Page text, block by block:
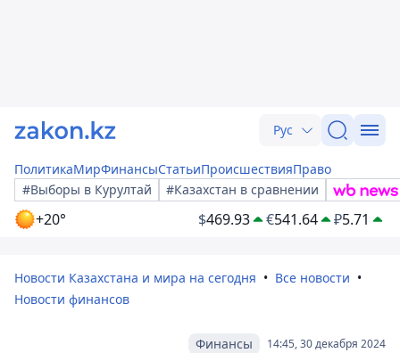
Рус
ПолитикаМирФинансыСтатьиПроисшествияПраво
#Выборы в Курултай
#Казахстан в сравнении
+20° $469.93 €541.64 ₽5.71
Новости Казахстана и мира на сегодня
Все новости
Новости финансов
14:45, 30 декабря 2024
Финансы